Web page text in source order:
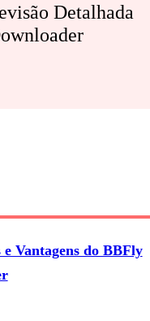
Detalhada
Vantagens do BBFly